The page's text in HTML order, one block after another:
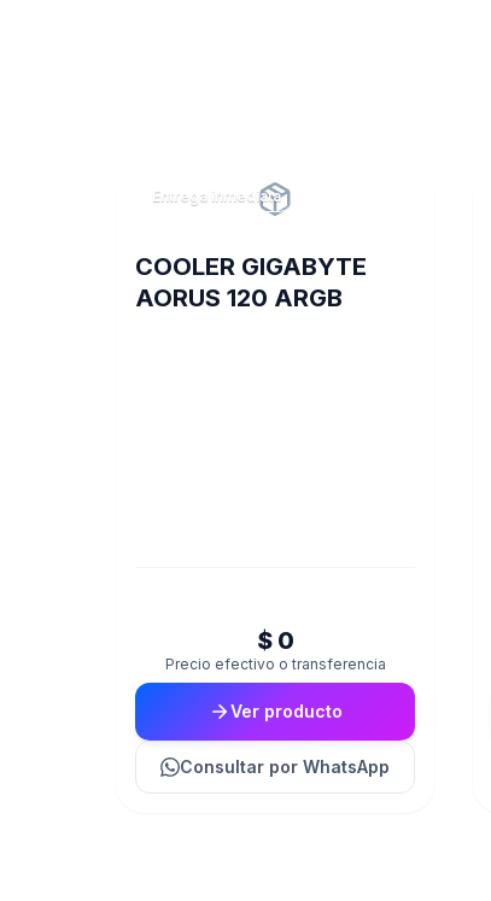
Entrega inmediata
COOLER GIGABYTE
AORUS 120 ARGB
$ 0
Precio efectivo o transferencia
Ver producto
Consultar por WhatsApp